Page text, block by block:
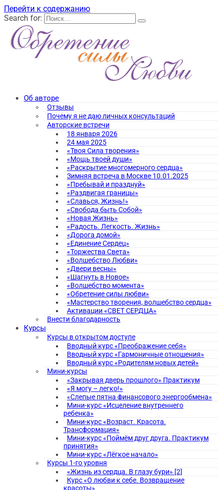
Перейти к содержанию
Search for:
Об авторе
Отзывы
Почему я не даю личных консультаций
Авторские встречи
18 января 2026
24 мая 2025
«Твоя Сила творения»
«Мощь твоей души»
«Раскрытие многомерного сердца»
Зимняя встреча в Москве 10.01.2025
«Пребывай и празднуй»
«Раздвигая границы»
«Славься, Жизнь!»
«Свобода быть Собой»
«Новая Жизнь»
«Радость. Легкость. Жизнь»
«Дорога домой»
«Единение Сердец»
«Торжества Света»
«Волшебство Любви»
«Двери весны»
«Шагнуть в Новое»
«Волшебство момента»
«Обретение силы любви»
«Мастерство творения, волшебство сердца»
Активации «СВЕТ СЕРДЦА»
Внести благодарность
Курсы
Курсы в открытом доступе
Вводный курс «Преображение себя»
Вводный курс «Гармоничные отношения»
Вводный курс «Родителям новых детей»
Мини-курсы
«Закрывая дверь прошлого» Практикум
«Я могу – легко!»
«Слепые пятна финансового энергообмена»
Мини-курс «Исцеление внутреннего
ребенка»
Мини-курс «Возраст. Красота.
Трансформация»
Мини-курс «Поймём друг друга. Практикум
принятия»
Мини-курс «Лёгкое начало»
Курсы 1-го уровня
«Жизнь из сердца. В глазу бури» [2]
Курс «О любви к себе. Возвращение
красоты»